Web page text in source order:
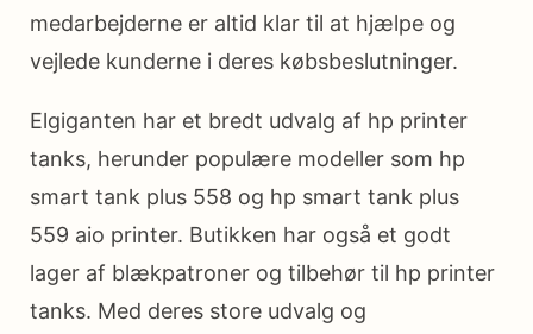
medarbejderne er altid klar til at hjælpe og
vejlede kunderne i deres købsbeslutninger.
Elgiganten har et bredt udvalg af hp printer
tanks, herunder populære modeller som hp
smart tank plus 558 og hp smart tank plus
559 aio printer. Butikken har også et godt
lager af blækpatroner og tilbehør til hp printer
tanks. Med deres store udvalg og